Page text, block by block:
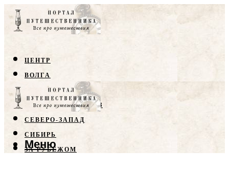
ЦЕНТР
ВОЛГА
КРЫМ
СЕВЕРНЫЙ КАВКАЗ
СЕВЕРО-ЗАПАД
СИБИРЬ
ЗА РУБЕЖОМ
Меню